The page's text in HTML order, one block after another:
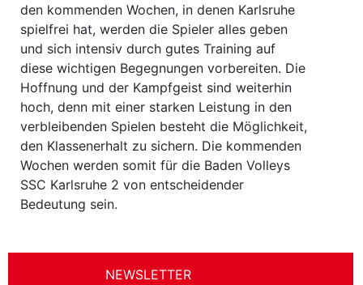
den kommenden Wochen, in denen Karlsruhe
spielfrei hat, werden die Spieler alles geben
und sich intensiv durch gutes Training auf
diese wichtigen Begegnungen vorbereiten. Die
Hoffnung und der Kampfgeist sind weiterhin
hoch, denn mit einer starken Leistung in den
verbleibenden Spielen besteht die Möglichkeit,
den Klassenerhalt zu sichern. Die kommenden
Wochen werden somit für die Baden Volleys
SSC Karlsruhe 2 von entscheidender
Bedeutung sein.
NEWSLETTER